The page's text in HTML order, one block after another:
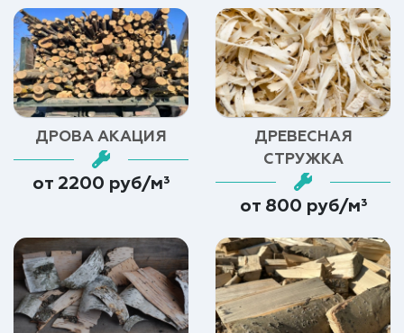
ДРОВА АКАЦИЯ
от 2200 руб/м³
ДРЕВЕСНАЯ
СТРУЖКА
от 800 руб/м³